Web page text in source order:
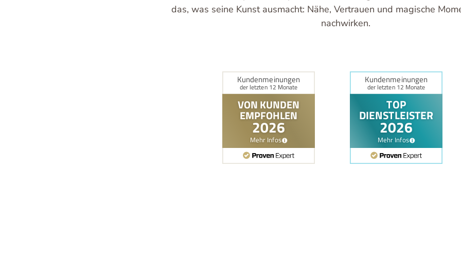
das, was seine Kunst ausmacht: Nähe, Vertrauen und magische
nachwirken.